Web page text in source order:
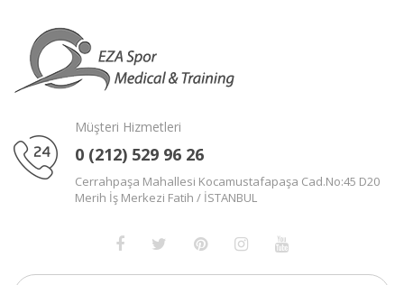
Müşteri Hizmetleri
0 (212) 529 96 26
Cerrahpaşa Mahallesi Kocamustafapaşa Cad.No:45 D20
Merih İş Merkezi Fatih / İSTANBUL